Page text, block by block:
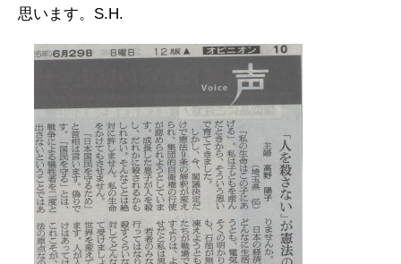
思います。S.H.